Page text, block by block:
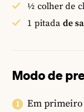
½ colher de
1 pitada de
Modo de
Em primeiro